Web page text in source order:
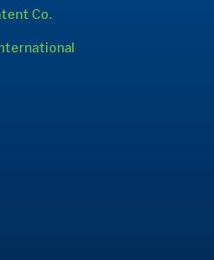
Co.